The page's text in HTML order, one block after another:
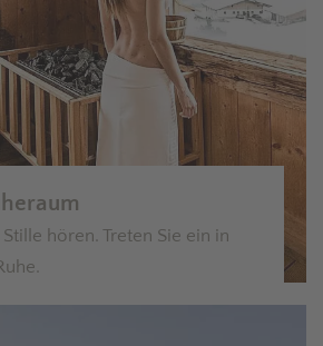
hören. Treten Sie ein in